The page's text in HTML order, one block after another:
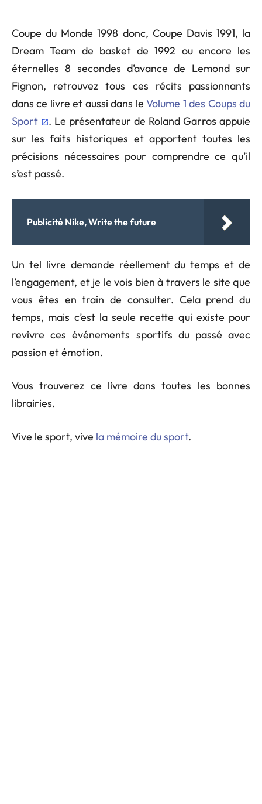
Coupe du Monde 1998 donc, Coupe Davis 1991, la
Dream Team de basket de 1992 ou encore les
éternelles 8 secondes d’avance de Lemond sur
Fignon, retrouvez tous ces récits passionnants
dans ce livre et aussi dans leVolume 1 des Coups du
Sport
. Le présentateur de Roland Garros appuie
sur les faits historiques et apportent toutes les
précisions nécessaires pour comprendre ce qu’il
s’est passé.
Publicité Nike, Write the future
Un tel livre demande réellement du temps et de
l’engagement, et je le vois bien à travers le site que
vous êtes en train de consulter. Cela prend du
temps, mais c’est la seule recette qui existe pour
revivre ces événements sportifs du passé avec
passion et émotion.
Vous trouverez ce livre dans toutes les bonnes
librairies.
Vive le sport, vive la mémoire du sport.